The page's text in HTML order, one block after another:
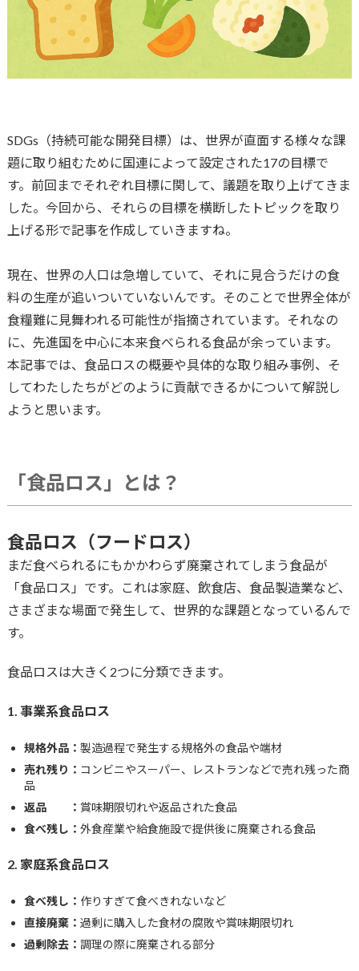
SDGs（持続可能な開発目標）は、世界が直面する様々な課
題に取り組むために国連によって設定された17の目標で
す。前回までそれぞれ目標に関して、議題を取り上げてきま
した。今回から、それらの目標を横断したトピックを取り
上げる形で記事を作成していきますね。
現在、世界の人口は急増していて、それに見合うだけの食
料の生産が追いついていないんです。そのことで世界全体が
食糧難に見舞われる可能性が指摘されています。それなの
に、先進国を中心に本来食べられる食品が余っています。
本記事では、食品ロスの概要や具体的な取り組み事例、そ
してわたしたちがどのように貢献できるかについて解説し
ようと思います。
「食品ロス」とは？
食品ロス（フードロス）
まだ食べられるにもかかわらず廃棄されてしまう食品が
「食品ロス」です。これは家庭、飲食店、食品製造業など、
さまざまな場面で発生して、世界的な課題となっているんで
す。
食品ロスは大きく2つに分類できます。
1. 事業系食品ロス
規格外品： 製造過程で発生する規格外の食品や端材
売れ残り： コンビニやスーパー、レストランなどで売れ残った商
品
返品 ： 賞味期限切れや返品された食品
食べ残し： 外食産業や給食施設で提供後に廃棄される食品
2. 家庭系食品ロス
食べ残し： 作りすぎて食べきれないなど
直接廃棄： 過剰に購入した食材の腐敗や賞味期限切れ
過剰除去： 調理の際に廃棄される部分